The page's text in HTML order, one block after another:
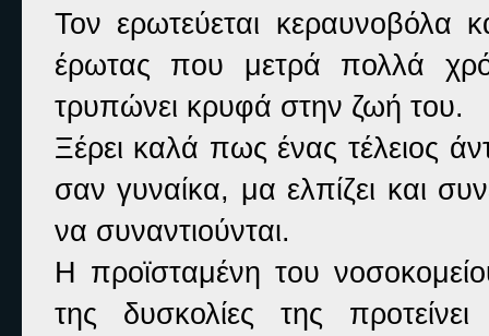
Τον ερωτεύεται κεραυνοβόλα
έρωτας που μετρά πολλά
τρυπώνει κρυφά στην ζωή του.
Ξέρει καλά πως ένας τέλειος
σαν γυναίκα, μα ελπίζει και
να συναντιούνται.
Η προϊσταμένη του
της δυσκολίες της